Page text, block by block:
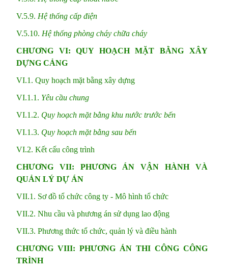
V.5.9. Hệ thống cấp điện
V.5.10. Hệ thống phòng cháy chữa cháy
CHƯƠNG VI: QUY HOẠCH MẶT BẰNG XÂY
DỰNG CẢNG
VI.1. Quy hoạch mặt bằng xây dựng
VI.1.1. Yêu cầu chung
VI.1.2. Quy hoạch mặt bằng khu nước trước bến
VI.1.3. Quy hoạch mặt bằng sau bến
VI.2. Kết cấu công trình
CHƯƠNG VII: PHƯƠNG ÁN VẬN HÀNH VÀ
QUẢN LÝ DỰ ÁN
VII.1. Sơ đồ tổ chức công ty - Mô hình tổ chức
VII.2. Nhu cầu và phương án sử dụng lao động
VII.3. Phương thức tổ chức, quản lý và điều hành
CHƯƠNG VIII: PHƯƠNG ÁN THI CÔNG CÔNG
TRÌNH